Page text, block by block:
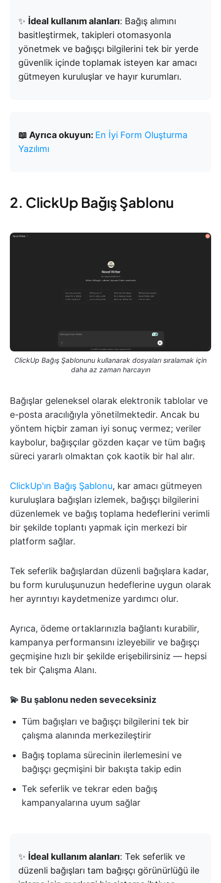
✨ İdeal kullanım alanları: Bağış alımını
basitleştirmek, takipleri otomasyonla
yönetmek ve bağışçı bilgilerini tek bir yerde
güvenlik içinde toplamak isteyen kar amacı
gütmeyen kuruluşlar ve hayır kurumları.
📖 Ayrıca okuyun: En İyi Form Oluşturma
Yazılımı
2. ClickUp Bağış Şablonu
ClickUp Bağış Şablonunu kullanarak dosyaları sıralamak için
daha az zaman harcayın
Bağışlar geleneksel olarak elektronik tablolar ve
e-posta aracılığıyla yönetilmektedir. Ancak bu
yöntem hiçbir zaman iyi sonuç vermez; veriler
kaybolur, bağışçılar gözden kaçar ve tüm bağış
süreci yararlı olmaktan çok kaotik bir hal alır.
ClickUp'ın Bağış Şablonu, kar amacı gütmeyen
kuruluşlara bağışları izlemek, bağışçı bilgilerini
düzenlemek ve bağış toplama hedeflerini verimli
bir şekilde toplantı yapmak için merkezi bir
platform sağlar.
Tek seferlik bağışlardan düzenli bağışlara kadar,
bu form kuruluşunuzun hedeflerine uygun olarak
her ayrıntıyı kaydetmenize yardımcı olur.
Ayrıca, ödeme ortaklarınızla bağlantı kurabilir,
kampanya performansını izleyebilir ve bağışçı
geçmişine hızlı bir şekilde erişebilirsiniz — hepsi
tek bir Çalışma Alanı.
💫 Bu şablonu neden seveceksiniz
Tüm bağışları ve bağışçı bilgilerini tek bir
çalışma alanında merkezileştirir
Bağış toplama sürecinin ilerlemesini ve
bağışçı geçmişini bir bakışta takip edin
Tek seferlik ve tekrar eden bağış
kampanyalarına uyum sağlar
✨ İdeal kullanım alanları: Tek seferlik ve
düzenli bağışları tam bağışçı görünürlüğü ile